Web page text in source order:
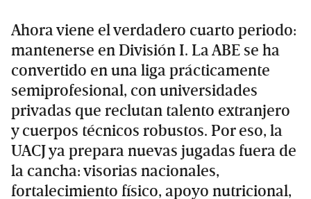
Ahora viene el verdadero cuarto periodo:
mantenerse en División I. La ABE se ha
convertido en una liga prácticamente
semiprofesional, con universidades
privadas que reclutan talento extranjero
y cuerpos técnicos robustos. Por eso, la
UACJ ya prepara nuevas jugadas fuera de
la cancha: visorias nacionales,
fortalecimiento físico, apoyo nutricional,